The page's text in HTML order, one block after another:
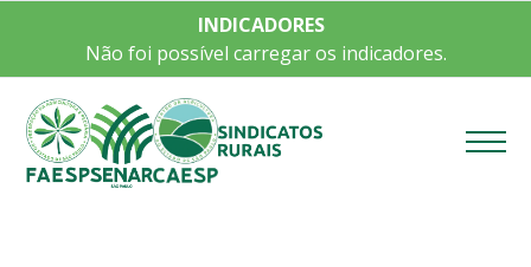
INDICADORES
Não foi possível carregar os indicadores.